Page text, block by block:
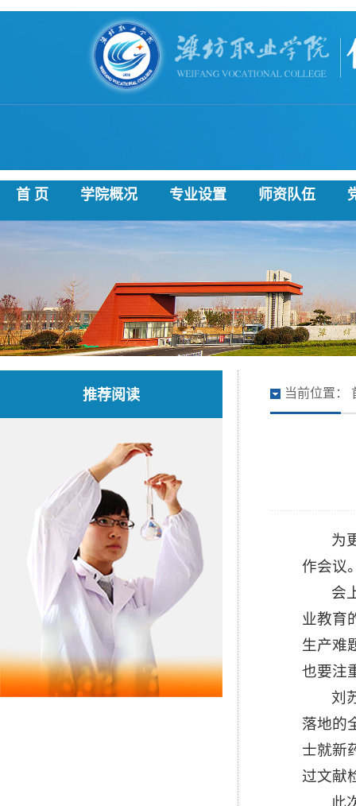
首 页 学院概况 专业设置 师资队伍
推荐阅读 当前位置：
为
作会议
会
业教育
生产难
也要注
刘
落地的
士就新
过文献